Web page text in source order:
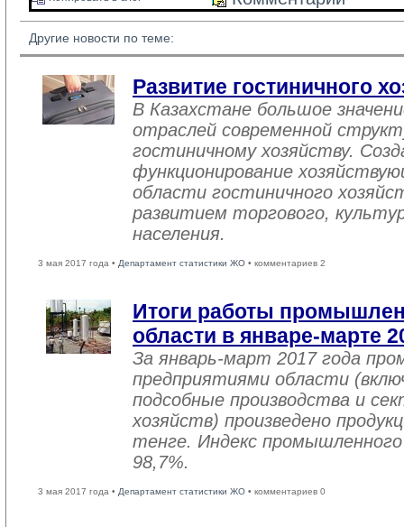
Другие новости по теме:
Развитие гостиничного
В Казахстане большое
отраслей современной
гостиничному хозяйству.
функционирование
области гостиничного
развитием торгового,
населения.
3 мая 2017 года • Департамент статистики ЖО • комментариев 2
Итоги работы
области в январе-марте
За январь-март 2017 года
предприятиями области
подсобные производства и
хозяйств) произведено
тенге. Индекс
98,7%.
3 мая 2017 года • Департамент статистики ЖО • комментариев 0